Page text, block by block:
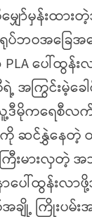
ျှော်မှန်းထား
ပ်ဘဝအခြေအ
ပေါ်ထွန်
ရဲ့ အကြွင်းမဲ့ခ
သူ့ဒီမိုကရေစီ
ဆင်နွှဲနေတဲ့
းမားလှတဲ့ အ
ပေါ်ထွန်းလ
ချို့ ကြိုးပမ်